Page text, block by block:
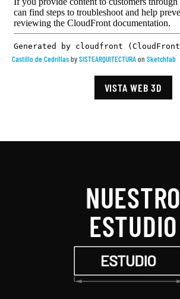
Castillo de CedrillasbySISTEARQUITECTURAon Sketchfab
VISTA WEB 3D
NUESTRO
ESTUDIO